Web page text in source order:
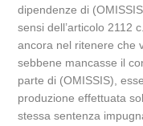
dipendenze di
sensi dell’articolo 2112
ancora nel ritenere che
sebbene mancasse il
parte di (OMISSIS),
produzione effettuata
stessa sentenza